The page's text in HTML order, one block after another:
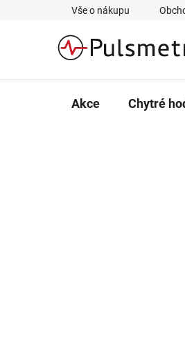
Vše o nákupu
Akce Chytré